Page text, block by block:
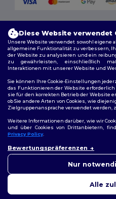
Allgemeine Geschäftsbedingungen
Datenschutzbestimmungen|
Folge uns
Diese Website verwendet
Unsere Website verwendet sowohl eigene
allgemeine Funktionalität zu verbessern,
der Website zu analysieren und ein
zu gewährleisten, einschließlich
Interaktionen mit unserer Website und
Sie können Ihre Cookie-Einstellungen
das Funktionieren der Website
sie für den korrekten Betrieb der Website
ob Sie andere Arten von Cookies, wie
Zielgruppenansprache verwendet werden,
Weitere Informationen darüber, wie wir
und über Cookies von Drittanbietern,
Privacy Policy.
Bewertungspräferenzen
Nur
Alle
uns